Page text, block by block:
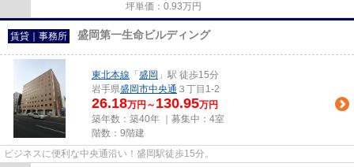
坪単価： 0.93万円
賃貸｜事務所 盛岡第一生命ビルディング
東北本線 「 盛岡 」駅 徒歩15分
岩手県盛岡市中央通 ３丁目1-2
26.18万円～ 130.95万円
築年数：築40年 ｜募集中： 4室
階数：9階建
ビジネスに便利な中央通沿い！盛岡駅徒歩15分。